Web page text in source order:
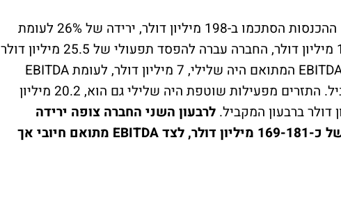
הרבעון עצמו היה חלש כמעט בכל שורה. ההכנסות הסתכמו ב-198 מיליון דולר, ירידה של 26% לעומת
הרבעון המקביל. הרווח הגולמי ירד ל-138 מיליון דולר, החברה עברה להפסד תפעולי של 25.5 מיליון דולר
ולהפסד נקי של 21.4 מיליון דולר. גם ה-EBITDA המתואם היה שלילי, 7 מיליון דולר, לעומת EBITDA
חיובי של 52.4 מיליון דולר ברבעון המקביל. התזרים מפעילות שוטפת היה שלילי גם הוא, 20.2 מיליון
לרבעון השני החברה צופה ירידה
נוספת של 25%-30% בהכנסות, לרמה של כ-169-181 מיליון דולר, לצד EBITDA מתואם חיובי אך